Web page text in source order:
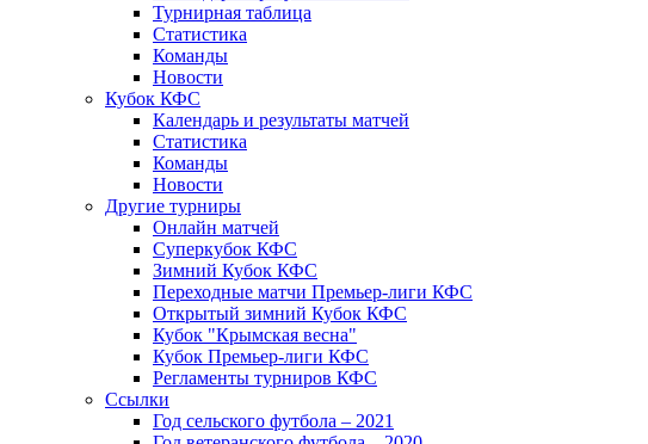
Турнирная таблица
Статистика
Команды
Новости
Кубок КФС
Календарь и результаты матчей
Статистика
Команды
Новости
Другие турниры
Онлайн матчей
Суперкубок КФС
Зимний Кубок КФС
Переходные матчи Премьер-лиги КФС
Открытый зимний Кубок КФС
Кубок "Крымская весна"
Кубок Премьер-лиги КФС
Регламенты турниров КФС
Ссылки
Год сельского футбола – 2021